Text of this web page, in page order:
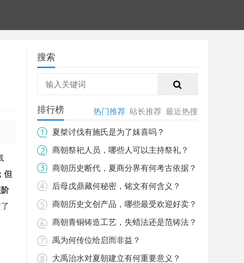
但
搜索
排行榜 热门推荐 站长推荐 最近热搜
夏桀讨伐有施氏是为了妺喜吗？
商朝祭祀人员，哪些人可以主持祭礼？
商朝历史断代，夏商分界有何考古依据？
后母戊鼎藏何秘密，铭文有何含义？
商朝历史文创产品，哪些最受欢迎好卖？
商朝青铜铸造工艺，失蜡法还是范铸法？
禹为何传位给启而非益？
大禹治水对夏朝建立有何重要意义？